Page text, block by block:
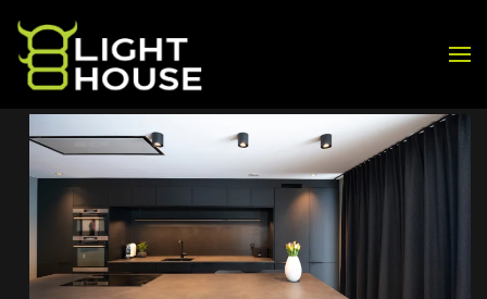
Skip to main content